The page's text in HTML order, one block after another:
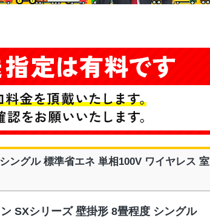
ングル 標準省エネ 単相100V ワイヤレス 室
SXシリーズ 壁掛形 8畳程度 シングル